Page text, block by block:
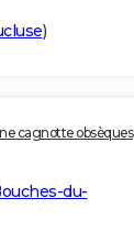
)
cagnotte obsèques
du-